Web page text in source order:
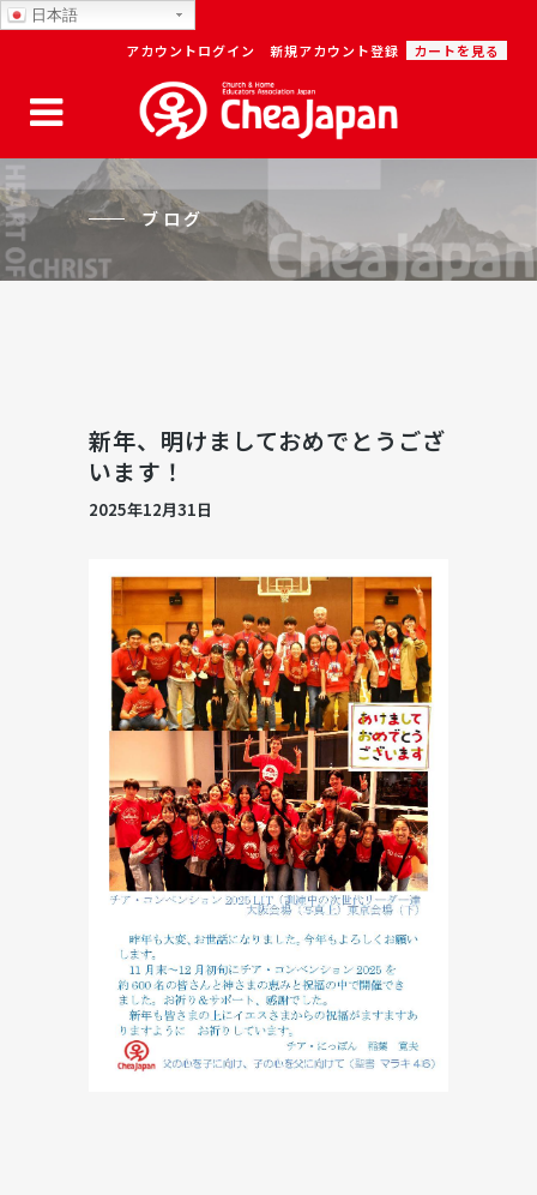
アカウントログイン 新規アカウント登録 カートを見る
ブログ
新年、明けましておめでとうござ
います！
2025年12月31日
日本語